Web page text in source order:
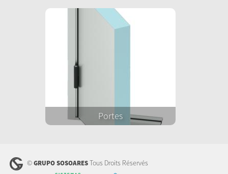
Portes
©GRUPO SOSOARESTous Droits Réservés